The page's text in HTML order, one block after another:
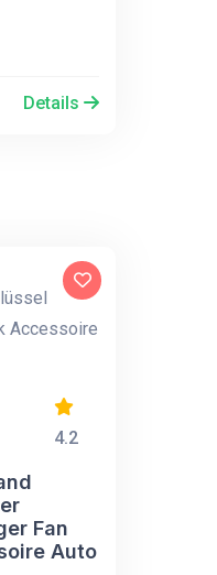
Details
4.2
Fan
Auto